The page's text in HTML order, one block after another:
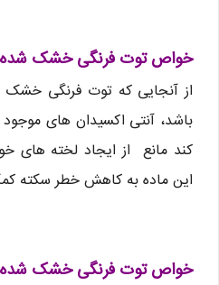
خواص توت فرنگی خشک شده
از آنجایی که توت فرنگی خشک
باشد، آنتی اکسیدان های
کند مانع از ایجاد لخته
این ماده به کاهش خطر سکته
خواص توت فرنگی خشک شده